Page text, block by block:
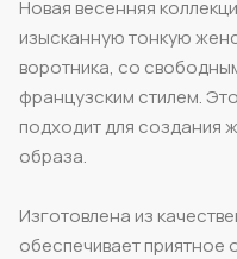
Новая весенняя
изысканную тонкую
воротника, со
французским стилем.
подходит для создания
образа.
Изготовлена из
обеспечивает приятное